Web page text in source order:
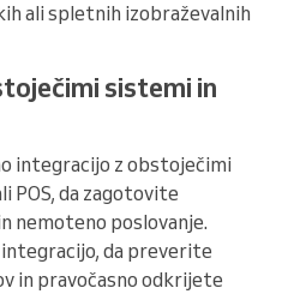
ali spletnih izobraževalnih
sistemi in
integracijo z obstoječimi
POS, da zagotovite
nemoteno poslovanje.
da preverite
in pravočasno odkrijete